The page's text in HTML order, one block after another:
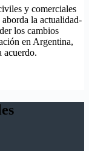
y comerciales
la actualidad-
los cambios
en Argentina,
acuerdo.